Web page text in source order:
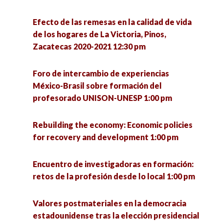
conflicto armado 4:00 pm
Hospital Pyme. Plataforma de asesoría
La política: estructura y proceso 4:00 pm
críticos en discapacidad 4:00 pm
El quehacer de la Socioantropología desde la
Experiencias y debates 4:00 pm
Efecto de las remesas en la calidad de vida
de los hogares de La Victoria, Pinos,
Zacatecas 2020-2021 12:30 pm
Foro de intercambio de experiencias
México-Brasil sobre formación del
profesorado UNISON-UNESP 1:00 pm
Rebuilding the economy: Economic policies
for recovery and development 1:00 pm
Encuentro de investigadoras en formación:
retos de la profesión desde lo local 1:00 pm
Valores postmateriales en la democracia
estadounidense tras la elección presidencial